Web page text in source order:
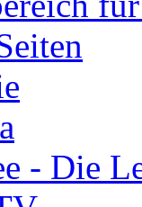
- Die